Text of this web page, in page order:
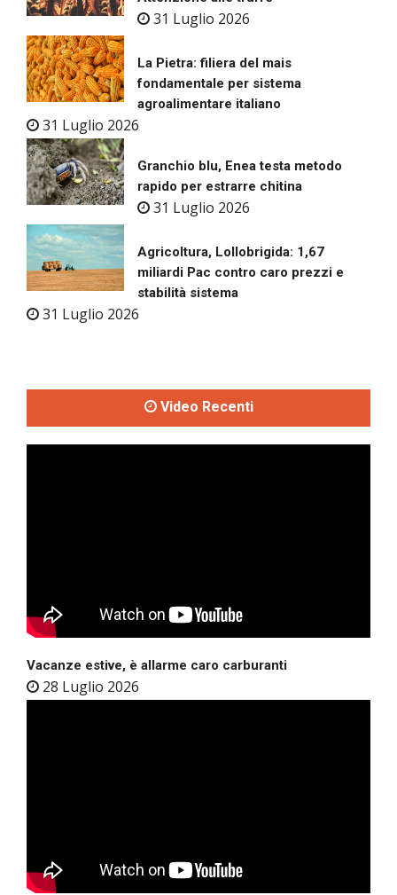
31 Luglio 2026
La Pietra: filiera del mais
fondamentale per sistema
agroalimentare italiano
31 Luglio 2026
Granchio blu, Enea testa metodo
rapido per estrarre chitina
31 Luglio 2026
Agricoltura, Lollobrigida: 1,67
miliardi Pac contro caro prezzi e
stabilità sistema
31 Luglio 2026
Video Recenti
Vacanze estive, è allarme caro carburanti
28 Luglio 2026